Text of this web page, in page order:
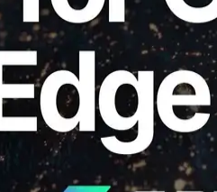
करने और ASN अधिग्रहण